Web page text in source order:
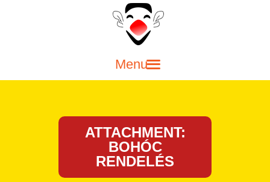
ATTACHMENT:
BOHÓC
RENDELÉS
SZÜLINAPI BOHÓC
SZÍNPADI MŰSOROK
LUFIHAJTOGATÓ BOHÓC
KAPCSOLAT